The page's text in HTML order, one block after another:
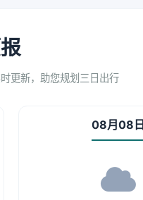
更新，助您规划三日出行
08月08日